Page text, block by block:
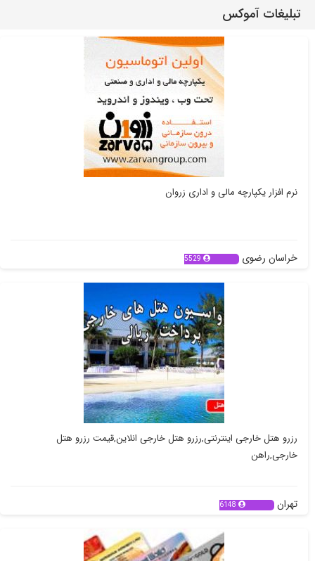
تبلیغات آموکس
نرم افزار یکپارچه مالی و اداری زروان
خراسان رضوی 5529
رزرو هتل خارجی اینترنتی,رزرو هتل خارجی انلاین,قیمت رزرو هتل
خارجی,راهن
تهران 6148